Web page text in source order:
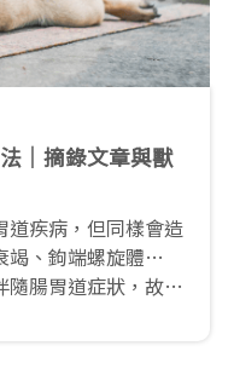
│摘錄文章與獸
道疾病，但同樣會造
竭、鉤端螺旋體…
腸胃道症狀，故看